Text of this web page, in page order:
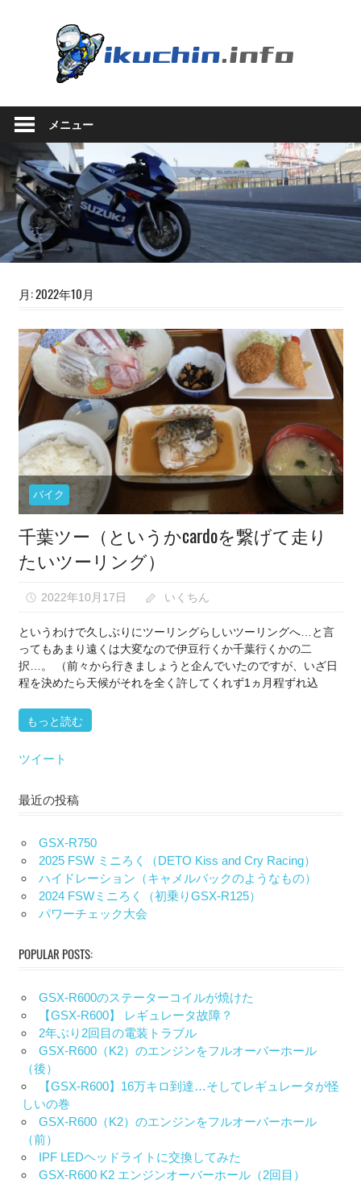
プ
ち
ん
ち
の
ブ
ロ
グ
（モ
ト
ロ
で
は
な
い）
メニュー
月:2022年10月
バイク
千葉ツー（というかcardoを繋げて走り
たいツーリング）
2022年10月17日 いくちん
というわけで久しぶりにツーリングらしいツーリングへ…と言
ってもあまり遠くは大変なので伊豆行くか千葉行くかの二
択…。 （前々から行きましょうと企んでいたのですが、いざ日
程を決めたら天候がそれを全く許してくれず1ヵ月程ずれ込
もっと読む
ツイート
最近の投稿
GSX-R750
2025 FSW ミニろく（DETO Kiss and Cry Racing）
ハイドレーション（キャメルバックのようなもの）
2024 FSWミニろく（初乗りGSX-R125）
パワーチェック大会
POPULAR POSTS:
GSX-R600のステーターコイルが焼けた
【GSX-R600】 レギュレータ故障？
2年ぶり2回目の電装トラブル
GSX-R600（K2）のエンジンをフルオーバーホール
（後）
【GSX-R600】16万キロ到達…そしてレギュレータが怪
しいの巻
GSX-R600（K2）のエンジンをフルオーバーホール
（前）
IPF LEDヘッドライトに交換してみた
GSX-R600 K2 エンジンオーバーホール（2回目）